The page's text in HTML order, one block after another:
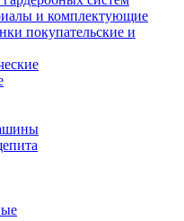
и комплектующие
покупательские и